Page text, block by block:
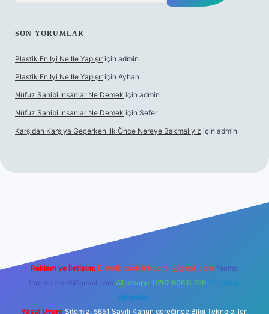
SON YORUMLAR
Plastik En Iyi Ne Ile Yapışır için admin
Plastik En Iyi Ne Ile Yapışır için Ayhan
Nüfuz Sahibi Insanlar Ne Demek için admin
Nüfuz Sahibi Insanlar Ne Demek için Sefer
Karşıdan Karşıya Geçerken Ilk Önce Nereye Bakmalıyız için admin
Reklam ve İletişim: E-mail: backlinkpaneli@gmail.com Teams:
forumhizmeti@gmail.com Whatsapp: 0262 606 0 726 Telegram:
@karabul
Yasal Uyarı: Sitemiz, 5651 Sayılı Kanun gereğince Bilgi Teknolojileri